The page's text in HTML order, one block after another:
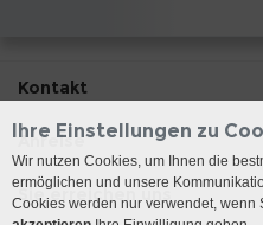
Kontakt
Anreise
Sie erreichen uns
Ihre Einstellungen zu
Wir nutzen Cookies, um Ihnen die
ermöglichen und unsere
Cookies werden nur verwendet, wenn